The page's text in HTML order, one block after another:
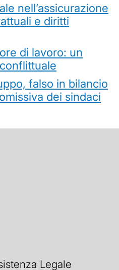
nell’assicurazione
e diritti
di lavoro: un
falso in bilancio
dei sindaci
Legale